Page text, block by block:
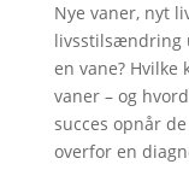
Nye vaner, nyt
livsstilsændring
en vane?
vaner – og
succes opnår
overfor en